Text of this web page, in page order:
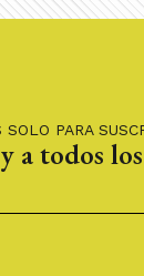
PARA
a todos